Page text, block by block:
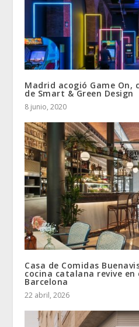
Madrid acogió Game On,
de Smart & Green Design
8 junio, 2020
Casa de Comidas
cocina catalana revive en
Barcelona
22 abril, 2026